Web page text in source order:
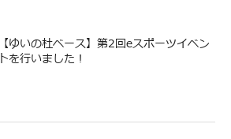
【ゆいの杜ベース】第2回eスポーツイベン
トを行いました！